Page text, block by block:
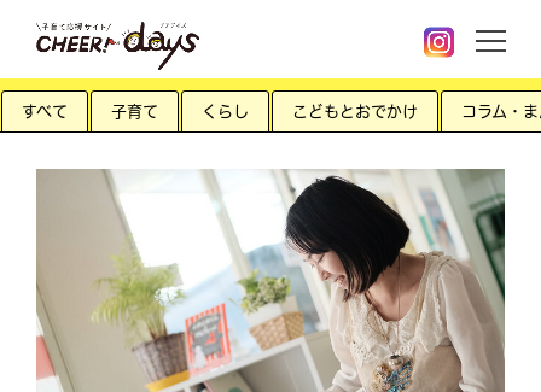
すべて 子育て くらし こどもとおでかけ コラム・